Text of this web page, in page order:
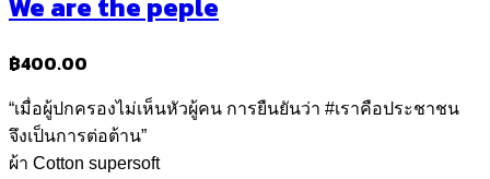
฿400.00
“เมื่อผู้ปกครองไม่เห็นหัวผู้คน การยืนยันว่า #เราคือประชาชน
จึงเป็นการต่อต้าน”
ผ้า Cotton supersoft